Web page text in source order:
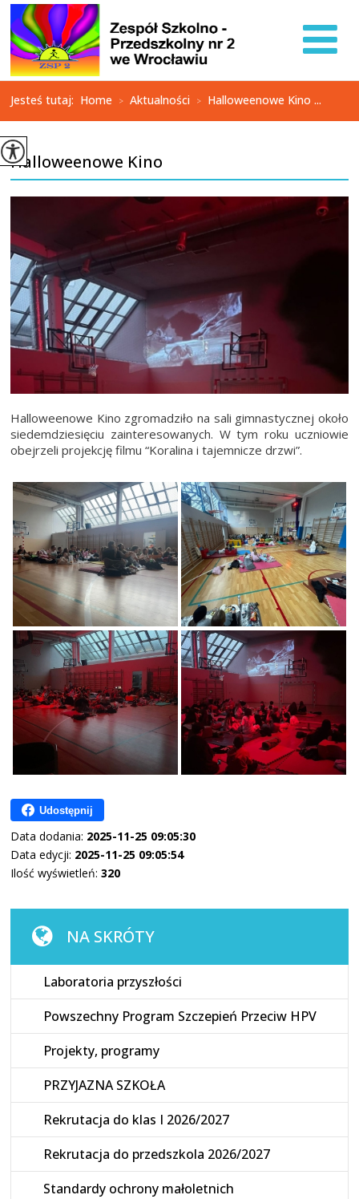
Jesteś tutaj: Home > Aktualności > Halloweenowe Kino ...
Halloweenowe Kino
Halloweenowe Kino zgromadziło na sali gimnastycznej około
siedemdziesięciu zainteresowanych. W tym roku uczniowie
obejrzeli projekcję filmu “Koralina i tajemnicze drzwi”.
Udostępnij
Data dodania: 2025-11-25 09:05:30
Data edycji: 2025-11-25 09:05:54
Ilość wyświetleń:320
NA SKRÓTY
Laboratoria przyszłości
Powszechny Program Szczepień Przeciw HPV
Projekty, programy
PRZYJAZNA SZKOŁA
Rekrutacja do klas I 2026/2027
Rekrutacja do przedszkola 2026/2027
Standardy ochrony małoletnich